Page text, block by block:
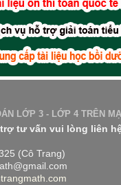
LỚP 3 - LỚP 4 TRÊN
tư vấn vui lòng liên
(Cô Trang)